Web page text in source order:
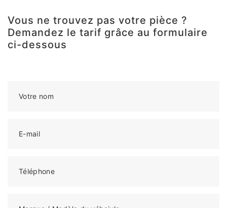
Vous ne trouvez pas votre pièce ?
Demandez le tarif grâce au formulaire
ci-dessous
Votre nom
E-mail
Téléphone